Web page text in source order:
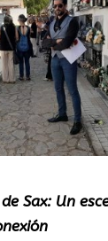
Sax: Un